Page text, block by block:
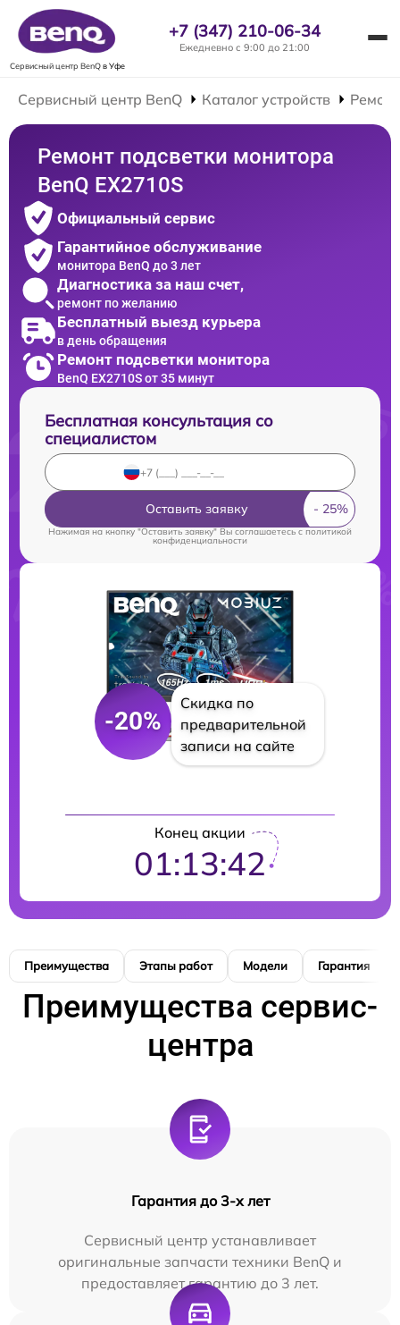
Сервисный центр BenQв Уфе
+7 (347) 210-06-34
Ежедневно с 9:00 до 21:00
Сервисный центр BenQ Каталог устройств
Ремонт подсветки монитора
BenQ EX2710S
Официальный сервис
Гарантийное обслуживание
монитора BenQ до 3 лет
Диагностика за наш счет,
ремонт по желанию
Бесплатный выезд курьера
в день обращения
Ремонт подсветки монитора
BenQ EX2710S от 35 минут
Бесплатная консультация со
специалистом
Оставить заявку
Нажимая на кнопку "Оставить заявку" Вы соглашаетесь cполитикой
конфиденциальности
-20%
Скидка по
предварительной
записи на сайте
Конец акции
01:13:41
Преимущества Этапы работ Модели Гарантия
Преимущества сервис-
центра
Гарантия до 3-х лет
Сервисный центр устанавливает
оригинальные запчасти техники BenQ и
предоставляет гарантию до 3 лет.